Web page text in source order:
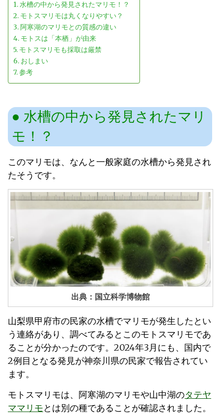
水槽の中から発見されたマリモ！？
モトスマリモは丸くなりやすい？
阿寒湖のマリモとの質感の違い
モトスは「本栖」が由来
モトスマリモも採取は厳禁
おしまい
参考
水槽の中から発見されたマリ
モ！？
このマリモは、なんと一般家庭の水槽から発見され
たそうです。
出典：国立科学博物館
山梨県甲府市の民家の水槽でマリモが発生したとい
う連絡があり、調べてみるとこのモトスマリモであ
ることが分かったのです。2024年3月にも、国内で
2例目となる発見が神奈川県の民家で報告されてい
ます。
モトスマリモは、阿寒湖のマリモや山中湖のタテヤ
ママリモとは別の種であることが確認されました。